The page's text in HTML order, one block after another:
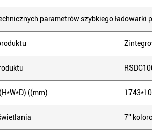
parametrów szybkiego ładowarki
((mm)
7"